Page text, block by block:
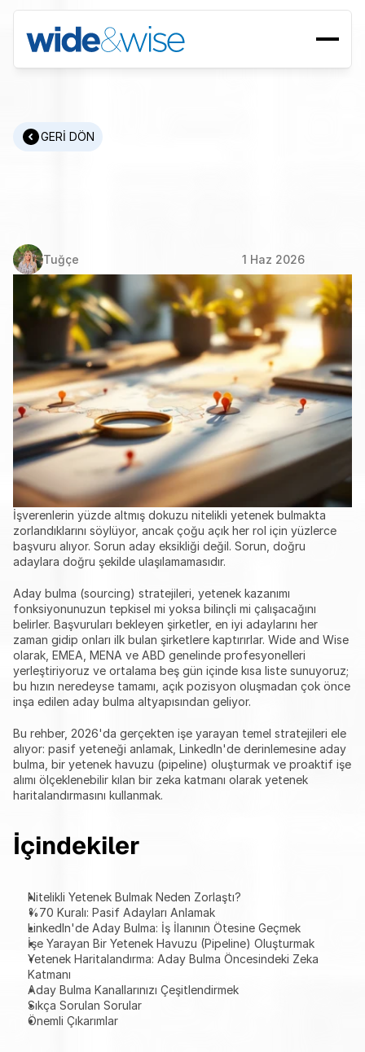
GERİ DÖN
Bulma
Tuğçe 1 Haz 2026
İşverenlerin yüzde altmış dokuzu nitelikli yetenek bulmakta
zorlandıklarını söylüyor, ancak çoğu açık her rol için yüzlerce
başvuru alıyor. Sorun aday eksikliği değil. Sorun, doğru
adaylara doğru şekilde ulaşılamamasıdır.
Aday bulma (sourcing) stratejileri, yetenek kazanımı
fonksiyonunuzun tepkisel mi yoksa bilinçli mi çalışacağını
belirler. Başvuruları bekleyen şirketler, en iyi adaylarını her
zaman gidip onları ilk bulan şirketlere kaptırırlar. Wide and Wise
olarak, EMEA, MENA ve ABD genelinde profesyonelleri
yerleştiriyoruz ve ortalama beş gün içinde kısa liste sunuyoruz;
bu hızın neredeyse tamamı, açık pozisyon oluşmadan çok önce
inşa edilen aday bulma altyapısından geliyor.
Bu rehber, 2026'da gerçekten işe yarayan temel stratejileri ele
alıyor: pasif yeteneği anlamak, LinkedIn'de derinlemesine aday
bulma, bir yetenek havuzu (pipeline) oluşturmak ve proaktif işe
alımı ölçeklenebilir kılan bir zeka katmanı olarak yetenek
haritalandırmasını kullanmak.
İçindekiler
Nitelikli Yetenek Bulmak Neden Zorlaştı?
%70 Kuralı: Pasif Adayları Anlamak
LinkedIn'de Aday Bulma: İş İlanının Ötesine Geçmek
İşe Yarayan Bir Yetenek Havuzu (Pipeline) Oluşturmak
Yetenek Haritalandırma: Aday Bulma Öncesindeki Zeka
Katmanı
Aday Bulma Kanallarınızı Çeşitlendirmek
Sıkça Sorulan Sorular
Önemli Çıkarımlar